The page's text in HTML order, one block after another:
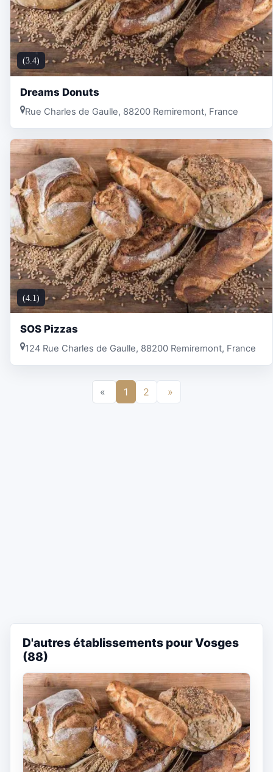
(3.4)
Dreams Donuts
Rue Charles de Gaulle, 88200 Remiremont, France
(4.1)
SOS Pizzas
124 Rue Charles de Gaulle, 88200 Remiremont, France
« 1 2 »
D'autres établissements pour Vosges
(88)